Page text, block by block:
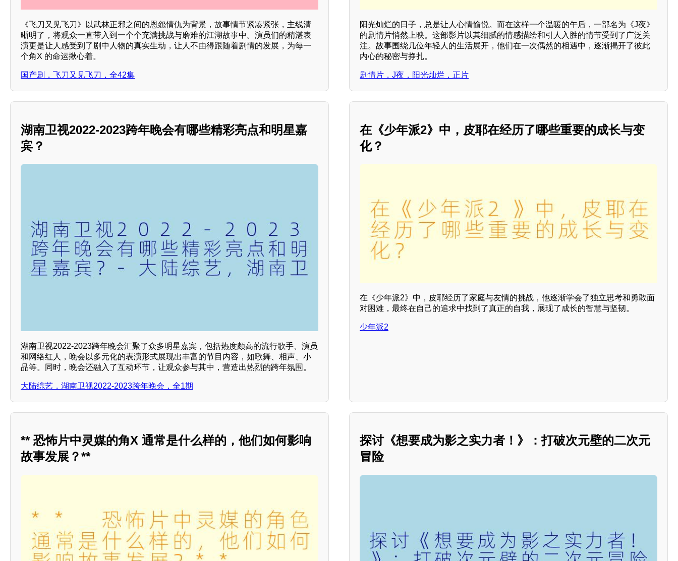
《飞刀又见飞刀》以武林正邪之间的恩怨情仇为背景，故事情节紧凑紧张，主线清
晰明了，将观众一直带入到一个个充满挑战与磨难的江湖故事中。演员们的精湛表
演更是让人感受到了剧中人物的真实生动，让人不由得跟随着剧情的发展，为每一
个角X 的命运揪心着。
国产剧，飞刀又见飞刀，全42集
阳光灿烂的日子，总是让人心情愉悦。而在这样一个温暖的午后，一部名为《J夜》
的剧情片悄然上映。这部影片以其细腻的情感描绘和引人入胜的情节受到了广泛关
注。故事围绕几位年轻人的生活展开，他们在一次偶然的相遇中，逐渐揭开了彼此
内心的秘密与挣扎。
剧情片，J夜，阳光灿烂，正片
湖南卫视2022-2023跨年晚会有哪些精彩亮点和明星嘉
宾？
湖南卫视2022-2023跨年晚会汇聚了众多明星嘉宾，包括热度颇高的流行歌手、演员
和网络红人，晚会以多元化的表演形式展现出丰富的节目内容，如歌舞、相声、小
品等。同时，晚会还融入了互动环节，让观众参与其中，营造出热烈的跨年氛围。
大陆综艺，湖南卫视2022-2023跨年晚会，全1期
在《少年派2》中，皮耶在经历了哪些重要的成长与变
化？
在《少年派2》中，皮耶经历了家庭与友情的挑战，他逐渐学会了独立思考和勇敢面
对困难，最终在自己的追求中找到了真正的自我，展现了成长的智慧与坚韧。
少年派2
** 恐怖片中灵媒的角X 通常是什么样的，他们如何影响
故事发展？**
探讨《想要成为影之实力者！》：打破次元壁的二次元
冒险